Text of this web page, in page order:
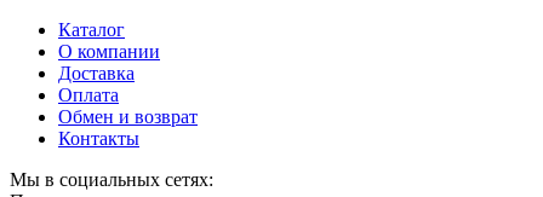
Каталог
О компании
Доставка
Оплата
Обмен и возврат
Контакты
Мы в социальных сетях: